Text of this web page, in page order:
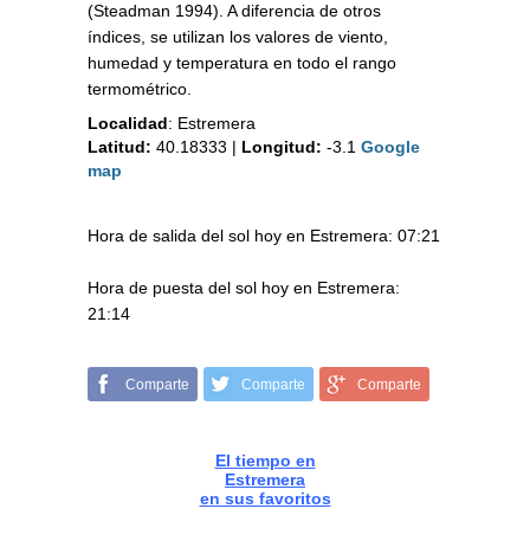
(Steadman 1994). A diferencia de otros
índices, se utilizan los valores de viento,
humedad y temperatura en todo el rango
termométrico.
Localidad: Estremera
Latitud: 40.18333 | Longitud: -3.1 Google
map
Hora de salida del sol hoy en Estremera: 07:21
Hora de puesta del sol hoy en Estremera:
21:14
Comparte Comparte Comparte
El tiempo en
Estremera
en sus favoritos